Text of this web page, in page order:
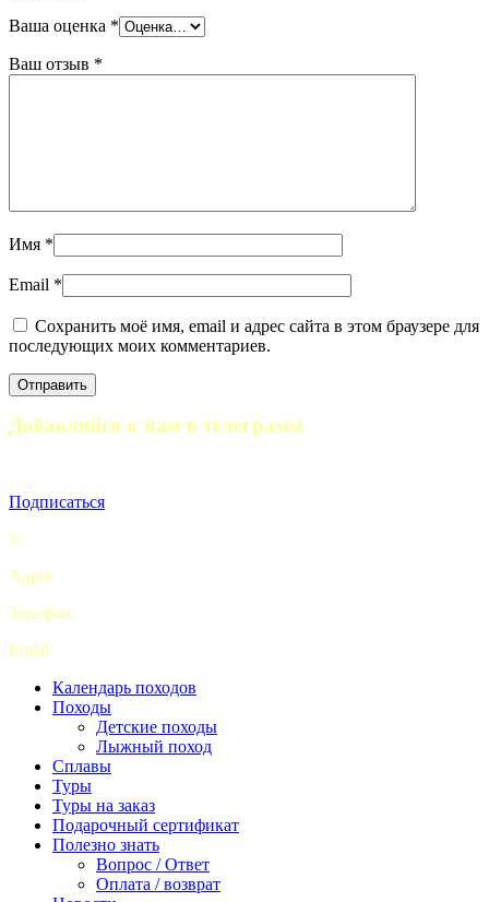
Ваша оценка *
Ваш отзыв *
Имя *
Email *
Сохранить моё имя, email и адрес сайта в этом браузере для
последующих моих комментариев.
Добавляйся к нам в телеграмм
Подписаться
©
Адрес
Телефон:
Email:
Календарь походов
Походы
Детские походы
Лыжный поход
Сплавы
Туры
Туры на заказ
Подарочный сертификат
Полезно знать
Вопрос / Ответ
Оплата / возврат